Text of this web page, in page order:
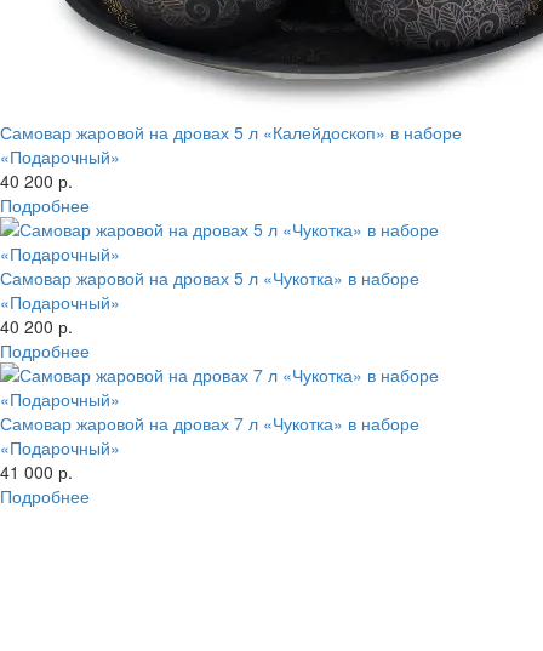
Самовар жаровой на дровах 5 л «Калейдоскоп» в наборе
«Подарочный»
40 200 р.
Подробнее
Самовар жаровой на дровах 5 л «Чукотка» в наборе
«Подарочный»
40 200 р.
Подробнее
Самовар жаровой на дровах 7 л «Чукотка» в наборе
«Подарочный»
41 000 р.
Подробнее